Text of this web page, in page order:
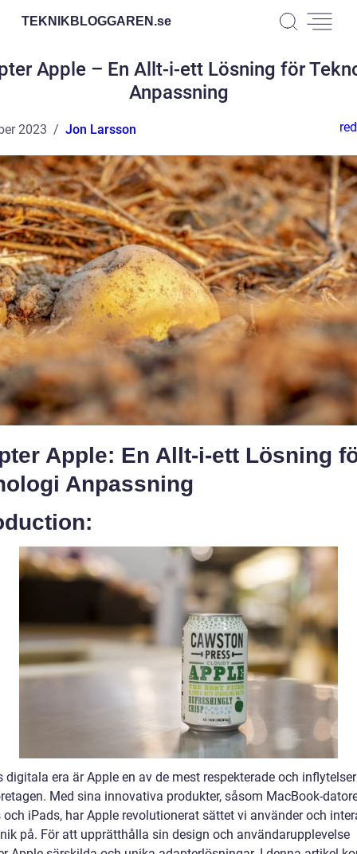
TEKNIKBLOGGAREN.se
Apple – En Allt-i-ett Lösning för
Anpassning
2023 Jon Larsson
Apple: En Allt-i-ett Lösning
Anpassning
digitala era är Apple en av de mest respekterade och
Med sina innovativa produkter, såsom MacBook-
och iPads, har Apple revolutionerat sättet vi använder och
på. För att upprätthålla sin design och användarupplevelse